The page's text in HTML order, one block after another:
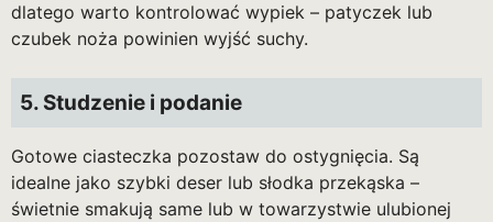
dlatego warto kontrolować wypiek – patyczek lub
czubek noża powinien wyjść suchy.
5. Studzenie i podanie
Gotowe ciasteczka pozostaw do ostygnięcia. Są
idealne jako szybki deser lub słodka przekąska –
świetnie smakują same lub w towarzystwie ulubionej